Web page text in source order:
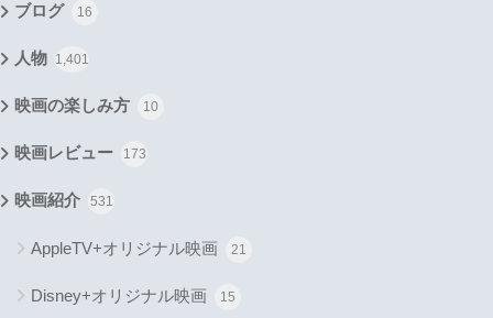
ブログ 16
人物 1,401
映画の楽しみ方 10
映画レビュー 173
映画紹介 531
AppleTV+オリジナル映画 21
Disney+オリジナル映画 15